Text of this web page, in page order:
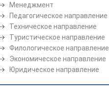
Менеджмент
Педагогическое направление
Техническое направление
Туристическое направление
Филологическое направление
Экономическое направление
Юридическое направление